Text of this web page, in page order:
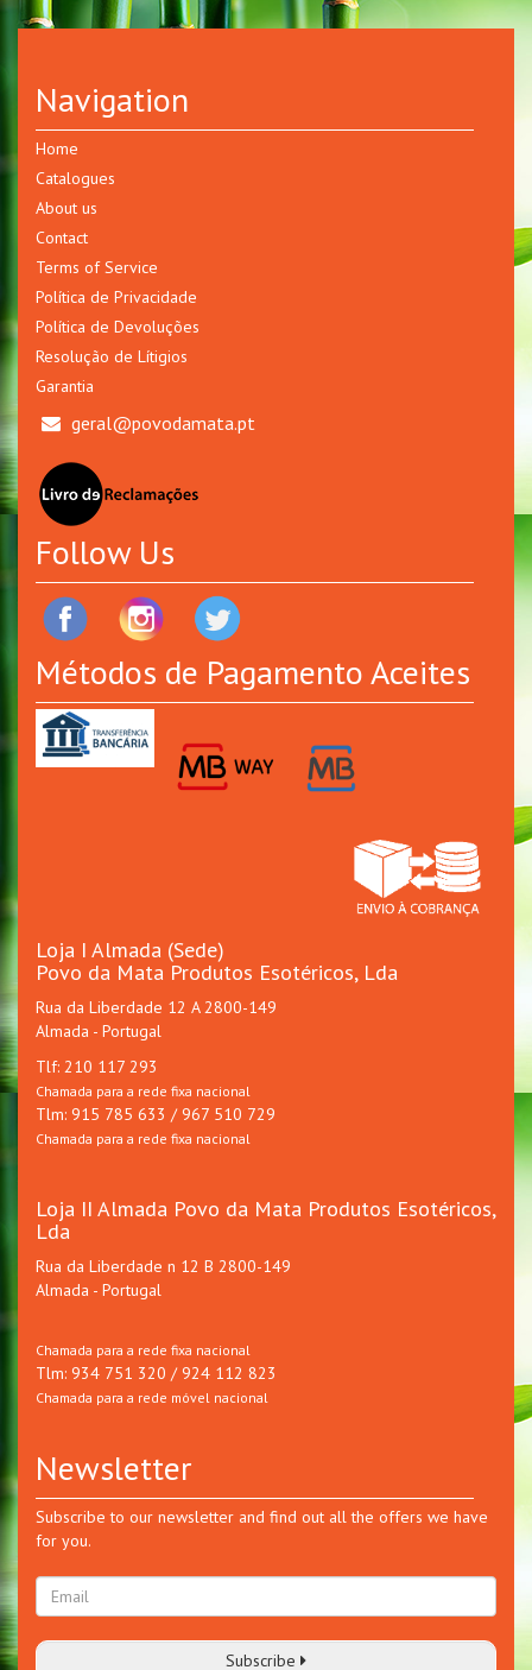
Navigation
Home
Catalogues
About us
Contact
Terms of Service
Política de Privacidade
Política de Devoluções
Resolução de Lítigios
Garantia
geral@povodamata.pt
Follow Us
Métodos de Pagamento Aceites
Loja I Almada (Sede)
Povo da Mata Produtos Esotéricos, Lda
Rua da Liberdade 12 A 2800-149
Almada - Portugal
Tlf: 210 117 293
Chamada para a rede fixa nacional
Tlm: 915 785 633 / 967 510 729
Chamada para a rede fixa nacional
Loja II Almada Povo da Mata Produtos Esotéricos,
Lda
Rua da Liberdade n 12 B 2800-149
Almada - Portugal
Chamada para a rede fixa nacional
Tlm: 934 751 320 / 924 112 823
Chamada para a rede móvel nacional
Newsletter
Subscribe to our newsletter and find out all the offers we have
for you.
Subscribe